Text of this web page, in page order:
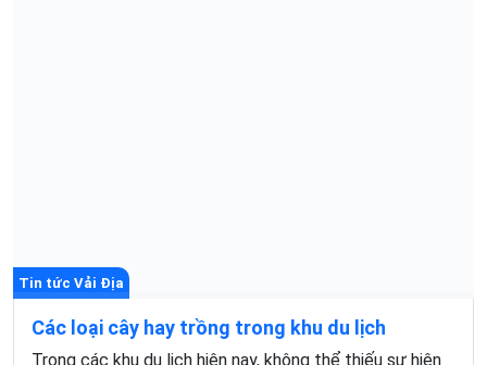
Tin tức Vải Địa
Các loại cây hay trồng trong khu du lịch
Trong các khu du lịch hiện nay, không thể thiếu sự hiện